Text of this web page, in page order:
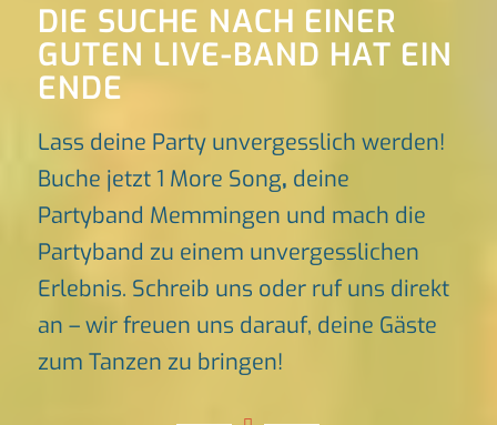
DIE SUCHE NACH EINER
GUTEN LIVE-BAND HAT EIN
ENDE
Lass deine Party unvergesslich werden!
Buche jetzt 1 More Song, deine
Partyband Memmingen und mach die
Partyband zu einem unvergesslichen
Erlebnis. Schreib uns oder ruf uns direkt
an – wir freuen uns darauf, deine Gäste
zum Tanzen zu bringen!